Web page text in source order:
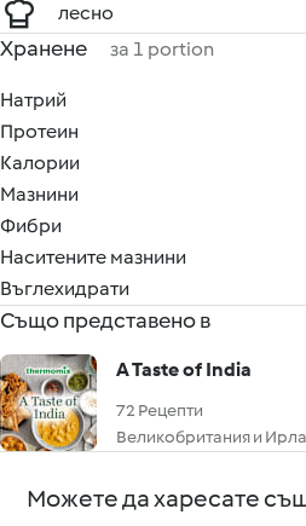
лесно
Хранене за 1 portion
Натрий
Протеин
Калории
Мазнини
Фибри
Наситените мазнини
Въглехидрати
Също представено в
A Taste of India
72 Рецепти
Великобритания и
Можете да харесате